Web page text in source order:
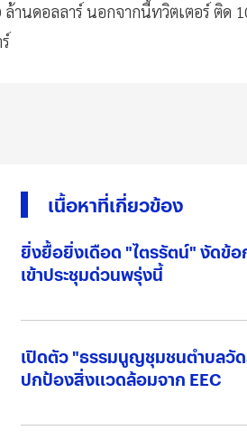
านดอลลาร์ นอกจากนี้ทวิตเตอร์ ติด
เนื้อหาที่เกี่ยวข้อง
ยิ่งยื้อยิ่งเดือด "ไตรรัตน์" งัดข้
เข้าประชุมด่วนพรุ่งนี้
เปิดตัว "ธรรมนูญชุมชนตำบลวั
ปกป้องสิ่งแวดล้อมจาก EEC